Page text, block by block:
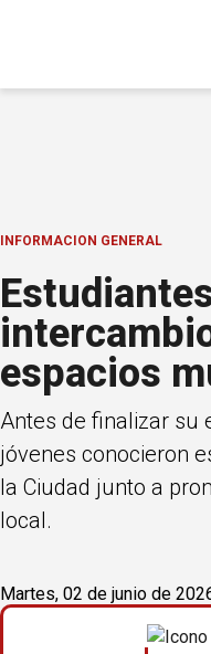
INFORMACION GENERAL
espacios
Antes de finalizar su
jóvenes conocieron
la Ciudad junto a
local.
Martes, 02 de junio de